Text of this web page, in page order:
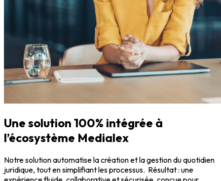
Une solution 100% intégrée à
l’écosystème Medialex
Notre solution automatise la création et la gestion du quotidien
juridique, tout en simplifiant les processus. Résultat : une